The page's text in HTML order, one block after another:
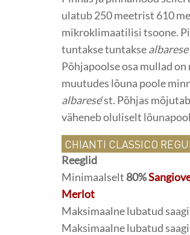
ulatub 250 meetrist 610
mikroklimaatilisi tsoone.
tuntakse tuntaksealbarese
Põhjapoolse osa mullad
muutudes lõuna poole
albarese‘st. Põhjas
väheneb oluliselt
CHIANTI CLASSICO
Reeglid
Minimaalselt 80%
Merlot
Maksimaalne lubatud
Maksimaalne lubatud